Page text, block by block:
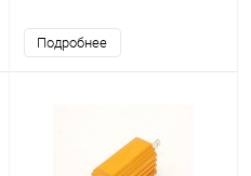
Подробнее